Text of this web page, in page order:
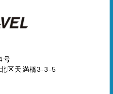
号
区天満橋3-3-5